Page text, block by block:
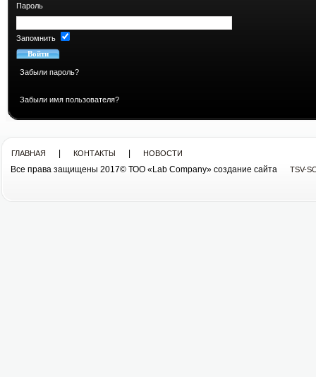
Пароль
Запомнить
Забыли пароль?
Забыли имя пользователя?
ГЛАВНАЯ КОНТАКТЫ НОВОСТИ
Все права защищены 2017© ТОО «Lab Company» cоздание сайта TSV-